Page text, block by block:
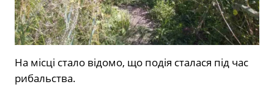
На місці стало відомо, що подія сталася під час
рибальства.